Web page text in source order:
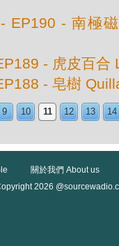
EP190 - 南極
- 虎皮百
- 皂樹
9 10 11 12 13 14
關於我們 About us
2026